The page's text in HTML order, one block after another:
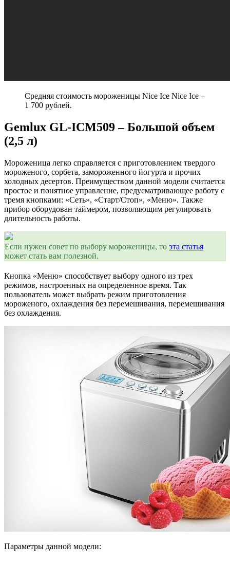
Средняя стоимость мороженицы Nice Ice Nice Ice –
1 700 рублей.
Gemlux GL-ICM509 – Большой объем
(2,5 л)
Мороженица легко справляется с приготовлением твердого
мороженого, сорбета, замороженного йогурта и прочих
холодных десертов. Преимуществом данной модели считается
простое и понятное управление, предусматривающее работу с
тремя кнопками: «Сеть», «Старт/Стоп», «Меню». Также
прибор оборудован таймером, позволяющим регулировать
длительность работы.
Если нужен совет по выбору мороженицы, то эта статья
может стать вам полезной.
Кнопка «Меню» способствует выбору одного из трех
режимов, настроенных на определенное время. Так
пользователь может выбрать режим приготовления
мороженого, охлаждения без перемешивания, перемешивания
без охлаждения.
Параметры данной модели: